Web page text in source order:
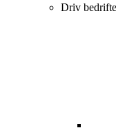
Driv